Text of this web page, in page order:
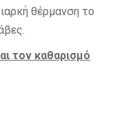
θέρμανση το
τον καθαρισμό